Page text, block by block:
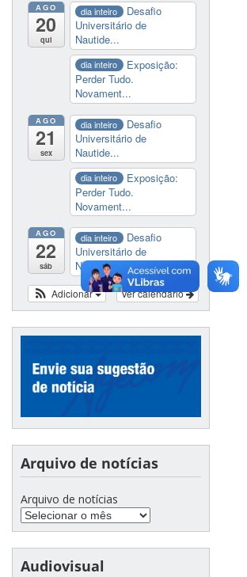
AGO
20
qui
dia inteiro
Desafio
Universitário de
Nautide...
dia inteiro
Exposição:
Perder Tudo.
Novament...
AGO
21
sex
dia inteiro
Desafio
Universitário de
Nautide...
dia inteiro
Exposição:
Perder Tudo.
Novament...
AGO
22
sáb
dia inteiro
Desafio
Universitário de
Nautide...
Ver calendário
Adicionar
Arquivo de notícias
Arquivo de notícias
Audiovisual